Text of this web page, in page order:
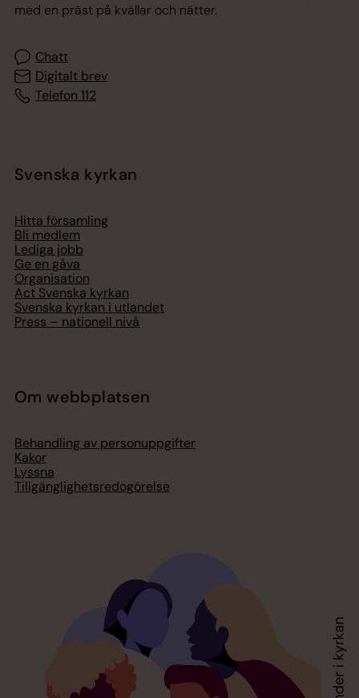
med en präst på kvällar och nätter.
Chatt
Digitalt brev
Telefon 112
Svenska kyrkan
Hitta församling
Bli medlem
Lediga jobb
Ge en gåva
Organisation
Act Svenska kyrkan
Svenska kyrkan i utlandet
Press – nationell nivå
Om webbplatsen
Behandling av personuppgifter
Kakor
Lyssna
Tillgänglighetsredogörelse